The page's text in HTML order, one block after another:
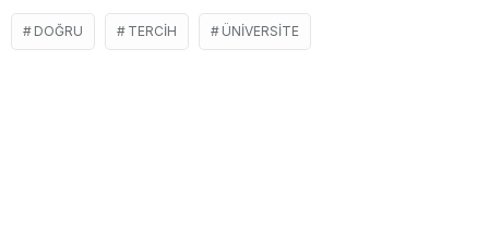
DOĞRU TERCIH ÜNIVERSITE